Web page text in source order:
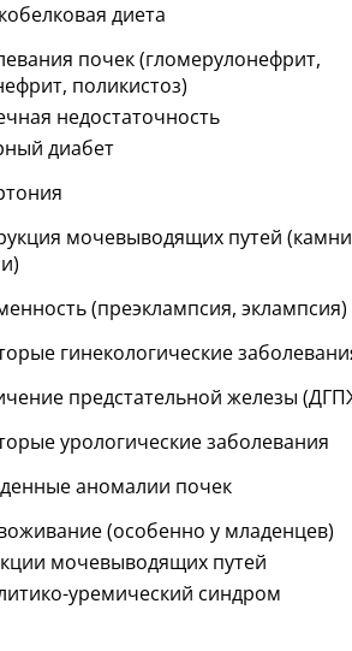
диета
почек (гломерулонефрит,
поликистоз)
недостаточность
диабет
мочевыводящих путей
(преэклампсия, эклампсия)
гинекологические
предстательной железы
урологические заболевания
аномалии почек
(особенно у младенцев)
мочевыводящих путей
уремический синдром